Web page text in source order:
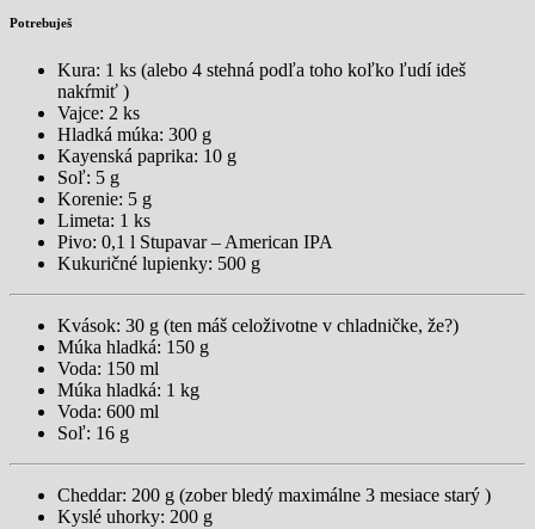
Potrebuješ
Kura: 1 ks (alebo 4 stehná podľa toho koľko ľudí ideš
nakŕmiť )
Vajce: 2 ks
Hladká múka: 300 g
Kayenská paprika: 10 g
Soľ: 5 g
Korenie: 5 g
Limeta: 1 ks
Pivo: 0,1 l Stupavar – American IPA
Kukuričné lupienky: 500 g
Kvások: 30 g (ten máš celoživotne v chladničke, že?)
Múka hladká: 150 g
Voda: 150 ml
Múka hladká: 1 kg
Voda: 600 ml
Soľ: 16 g
Cheddar: 200 g (zober bledý maximálne 3 mesiace starý )
Kyslé uhorky: 200 g